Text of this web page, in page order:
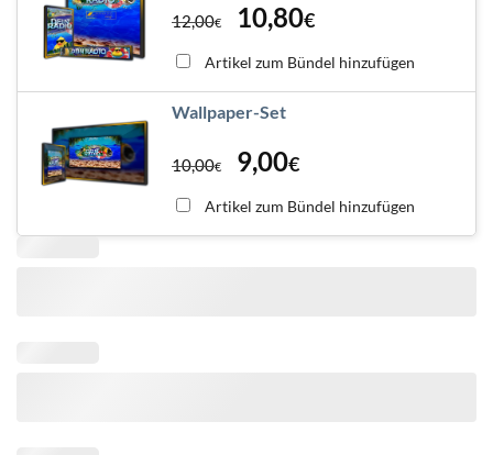
12,00€ 10,80€
Artikel zum Bündel hinzufügen
Wallpaper-Set
10,00€ 9,00€
Artikel zum Bündel hinzufügen